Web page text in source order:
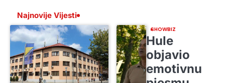
Najnovije Vijesti
SHOWBIZ
Hule
objavio
emotivnu